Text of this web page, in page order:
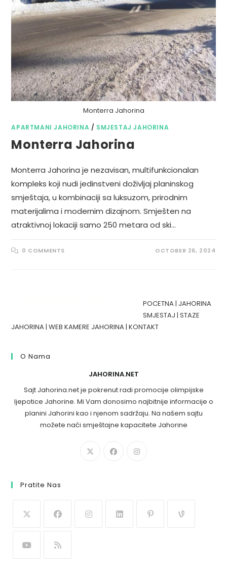
Monterra Jahorina
APARTMANI JAHORINA / SMJESTAJ JAHORINA
Monterra Jahorina
Monterra Jahorina je nezavisan, multifunkcionalan
kompleks koji nudi jedinstveni doživljaj planinskog
smještaja, u kombinaciji sa luksuzom, prirodnim
materijalima i modernim dizajnom. Smješten na
atraktivnoj lokaciji samo 250 metara od ski…
0 COMMENTS OCTOBER 26, 2024
POCETNA| JAHORINA
SMJESTAJ |STAZE
JAHORINA|WEB KAMERE JAHORINA|KONTAKT
O Nama
JAHORINA.NET
Sajt Jahorina.net je pokrenut radi promocije olimpijske
ljepotice Jahorine. Mi Vam donosimo najbitnije informacije o
planini Jahorini kao i njenom sadržaju. Na našem sajtu
možete naći smještajne kapacitete Jahorine
Pratite Nas